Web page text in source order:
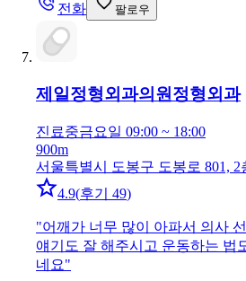
전화 팔로우
제일정형외과의원 정형외과
진료중금요일 09:00 ~ 18:00
900m
서울특별시 도봉구 도봉로 801, 2
4.9(후기 49)
"어깨가 너무 많이 아파서 의사
얘기도 잘 해주시고 운동하는 법
네요"